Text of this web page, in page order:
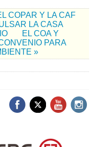
COPAR Y LA CAF
LA CASA
EL COA Y
PARA
»